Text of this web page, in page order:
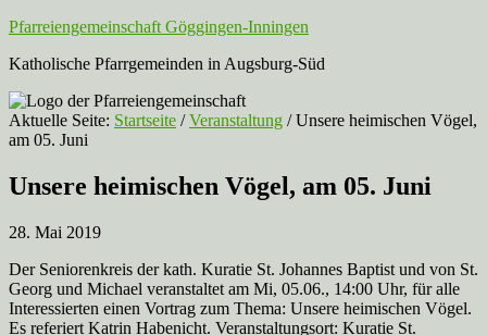
Pfarreiengemeinschaft Göggingen-Inningen
Katholische Pfarrgemeinden in Augsburg-Süd
Aktuelle Seite: Startseite / Veranstaltung /Unsere heimischen Vögel,
am 05. Juni
Unsere heimischen Vögel, am 05. Juni
28. Mai 2019
Der Seniorenkreis der kath. Kuratie St. Johannes Baptist und von St.
Georg und Michael veranstaltet am Mi, 05.06., 14:00 Uhr, für alle
Interessierten einen Vortrag zum Thema: Unsere heimischen Vögel.
Es referiert Katrin Habenicht. Veranstaltungsort: Kuratie St.